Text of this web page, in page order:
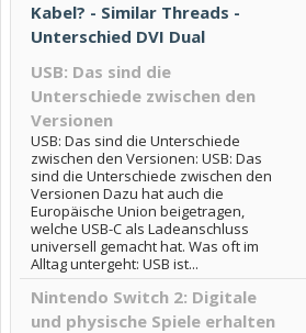
Kabel? - Similar Threads -
Unterschied DVI Dual
USB: Das sind die
Unterschiede zwischen den
Versionen
USB: Das sind die Unterschiede
zwischen den Versionen: USB: Das
sind die Unterschiede zwischen den
Versionen Dazu hat auch die
Europäische Union beigetragen,
welche USB-C als Ladeanschluss
universell gemacht hat. Was oft im
Alltag untergeht: USB ist...
Nintendo Switch 2: Digitale
und physische Spiele erhalten